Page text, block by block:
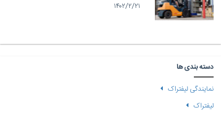
۱۴۰۲/۲/۲۱
دسته بندی ها
نمایندگی لیفتراک
لیفتراک